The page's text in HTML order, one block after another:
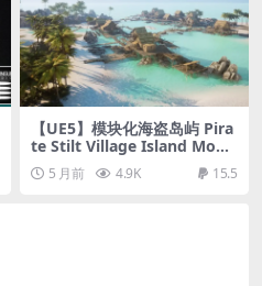
【UE5】模块化海盗岛屿 Pira
te Stilt Village Island Modu
lar Pack
5 月前 4.9K 15.5